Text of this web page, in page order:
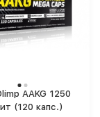
спортпит (120 капс.)